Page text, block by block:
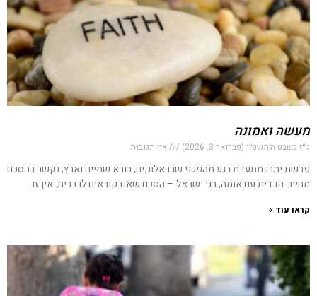
מעשה ואמונה
ט״ז בשבט ה׳תשפ״ו (פברואר 3, 2026) אין תגובות
פרשת יתרו מתעדת רגע מהפכני שבו אלוקים, בורא שמיים וארץ, נקשר בהסכם
מחייב-הדדית עם אומה, בני ישראל – הסכם שאנו קוראים לו ברית. אין זו
קראו עוד »